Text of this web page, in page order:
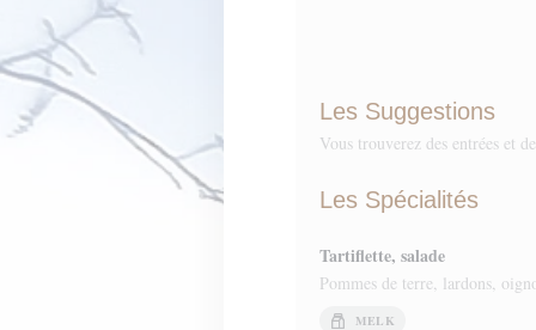
Les Suggestions
Vous trouverez des entrées et
Les Spécialités
Tartiflette, salade
Pommes de terre, lardons,
MELK